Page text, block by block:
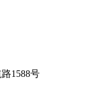
1588号